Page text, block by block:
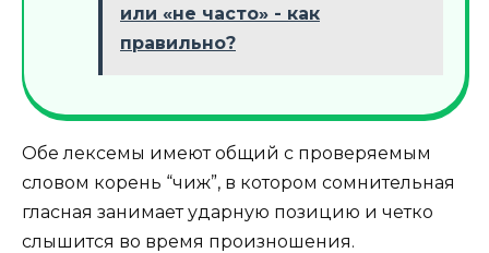
или «не часто» - как
правильно?
Обе лексемы имеют общий с проверяемым
словом корень “чиж”, в котором сомнительная
гласная занимает ударную позицию и четко
слышится во время произношения.